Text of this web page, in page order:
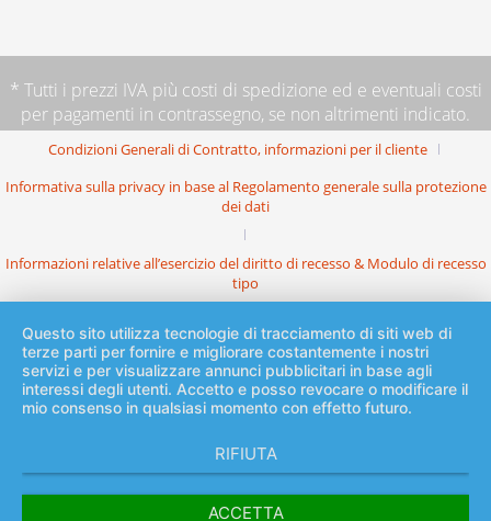
* Tutti i prezzi IVA più costi di spedizione ed e eventuali costi
per pagamenti in contrassegno, se non altrimenti indicato.
Condizioni Generali di Contratto, informazioni per il cliente
Informativa sulla privacy in base al Regolamento generale sulla protezione
dei dati
Informazioni relative all’esercizio del diritto di recesso & Modulo di recesso
tipo
Questo sito utilizza tecnologie di tracciamento di siti web di
terze parti per fornire e migliorare costantemente i nostri
servizi e per visualizzare annunci pubblicitari in base agli
interessi degli utenti. Accetto e posso revocare o modificare il
mio consenso in qualsiasi momento con effetto futuro.
RIFIUTA
ACCETTA